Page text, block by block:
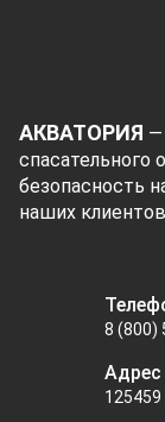
АКВАТОРИЯ —
безопасность
наших
8 (800)
Адрес